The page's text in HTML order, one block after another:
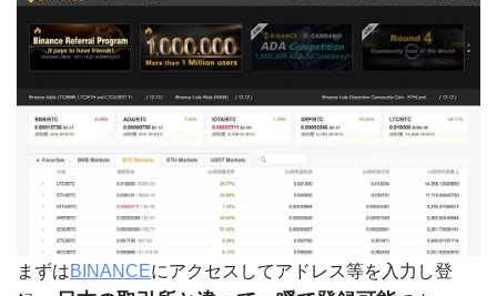
まずはBINANCEにアクセスしてアドレス等を入力し登